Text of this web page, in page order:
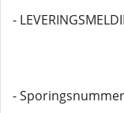
-
-